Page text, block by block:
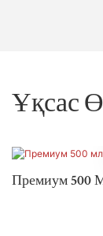
Ұқсас
Премиум 500